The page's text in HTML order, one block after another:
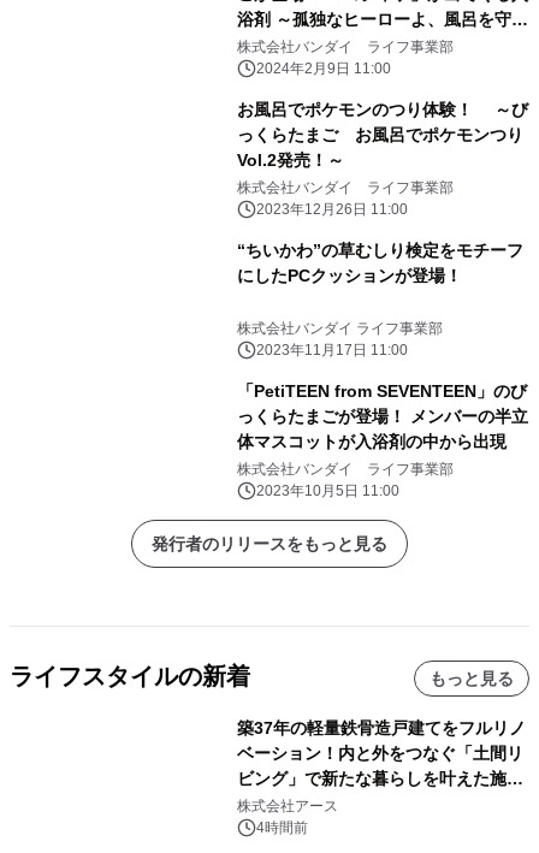
浴剤 ～孤独なヒーローよ、風呂を守
れ！～
株式会社バンダイ ライフ事業部
2024年2月9日 11:00
お風呂でポケモンのつり体験！ ～び
っくらたまご お風呂でポケモンつり
Vol.2発売！～
株式会社バンダイ ライフ事業部
2023年12月26日 11:00
“ちいかわ”の草むしり検定をモチーフ
にしたPCクッションが登場！
株式会社バンダイ ライフ事業部
2023年11月17日 11:00
「PetiTEEN from SEVENTEEN」のび
っくらたまごが登場！ メンバーの半立
体マスコットが入浴剤の中から出現
株式会社バンダイ ライフ事業部
2023年10月5日 11:00
発行者のリリースをもっと見る
ライフスタイルの新着 もっと見る
築37年の軽量鉄骨造戸建てをフルリノ
ベーション！内と外をつなぐ「土間リ
ビング」で新たな暮らしを叶えた施工
事例を株式会社アースが公開
株式会社アース
4時間前